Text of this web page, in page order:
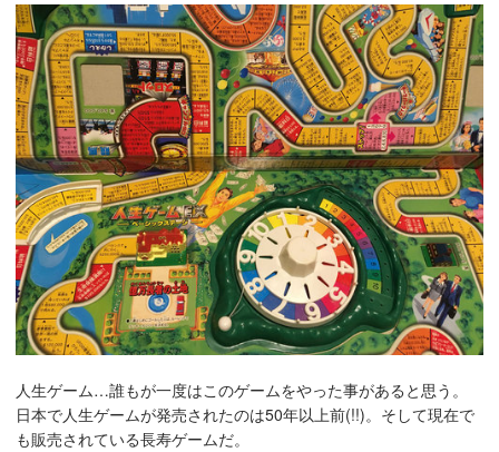
人生ゲーム…誰もが一度はこのゲームをやった事があると思う。
日本で人生ゲームが発売されたのは50年以上前(!!)。そして現在で
も販売されている長寿ゲームだ。